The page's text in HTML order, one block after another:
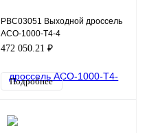
PBC03051 Выходной дроссель
ACO-1000-T4-4
472 050.21 ₽
Подробнее